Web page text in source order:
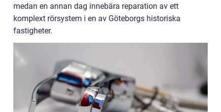
medan en annan dag innebära reparation av ett
komplext rörsystem i en av Göteborgs historiska
fastigheter.